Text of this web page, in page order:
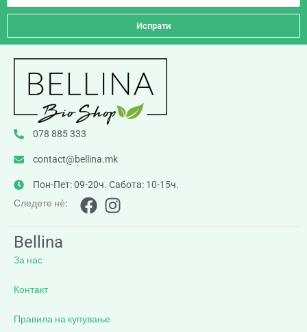
Испрати
078 885 333
contact@bellina.mk
Пон-Пет: 09-20ч. Сабота: 10-15ч.
Следете нè:
Bellina
За нас
Контакт
Правила на купување